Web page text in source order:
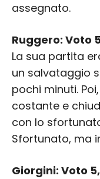
assegnato.
Ruggero: Voto
La sua partita
un salvataggio
pochi minuti.
costante e
con lo
Sfortunato, ma
Giorgini: Voto